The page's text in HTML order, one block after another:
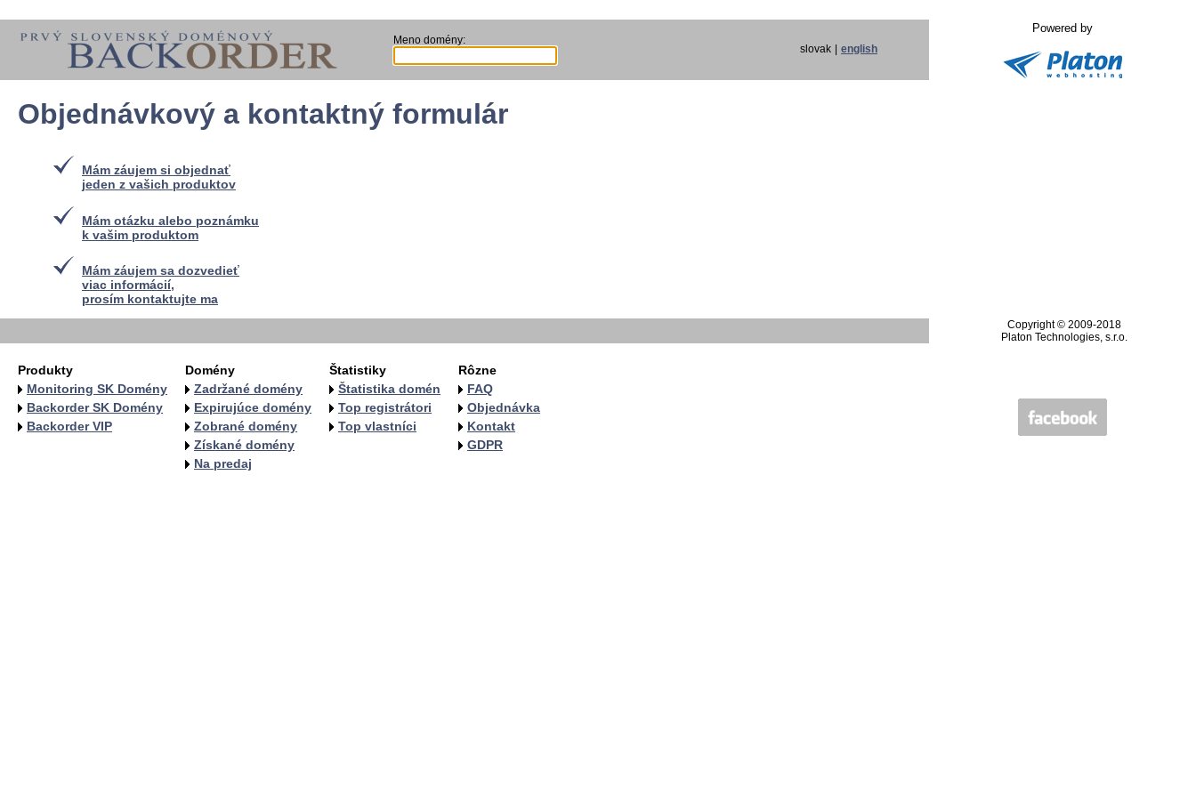
Meno domény:
slovak english
Powered by
Objednávkový a kontaktný formulár
Mám záujem si objednať
jeden z vašich produktov
Mám otázku alebo poznámku
k vašim produktom
Mám záujem sa dozvedieť
viac informácií,
prosím kontaktujte ma
Copyright © 2009-2018
Platon Technologies, s.r.o.
Produkty
Monitoring SK Domény
Backorder SK Domény
Backorder VIP
Domény
Zadržané domény
Expirujúce domény
Zobrané domény
Získané domény
Na predaj
Štatistiky
Štatistika domén
Top registrátori
Top vlastníci
Rôzne
FAQ
Objednávka
Kontakt
GDPR